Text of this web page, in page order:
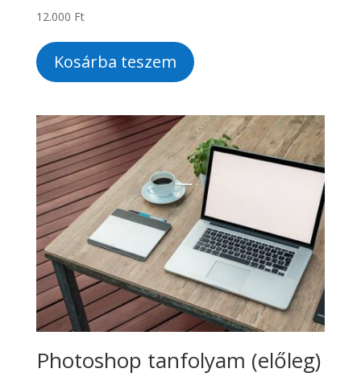
12.000 Ft
Kosárba teszem
Photoshop tanfolyam (előleg)